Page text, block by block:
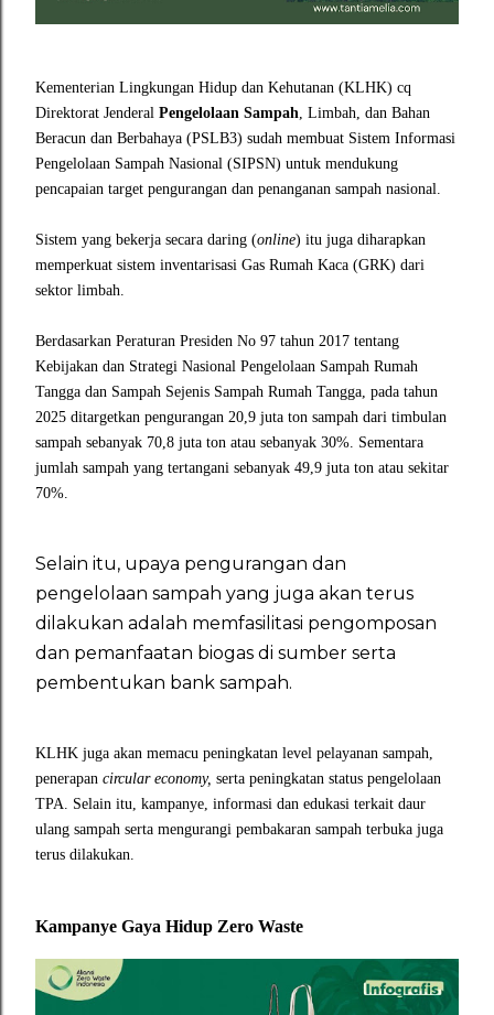
Kementerian Lingkungan Hidup dan Kehutanan (KLHK) cq
Direktorat Jenderal Pengelolaan Sampah, Limbah, dan Bahan
Beracun dan Berbahaya (PSLB3) sudah membuat Sistem Informasi
Pengelolaan Sampah Nasional (SIPSN) untuk mendukung
pencapaian target pengurangan dan penanganan sampah nasional.
Sistem yang bekerja secara daring (online) itu juga diharapkan
memperkuat sistem inventarisasi Gas Rumah Kaca (GRK) dari
sektor limbah.
Berdasarkan Peraturan Presiden No 97 tahun 2017 tentang
Kebijakan dan Strategi Nasional Pengelolaan Sampah Rumah
Tangga dan Sampah Sejenis Sampah Rumah Tangga, pada tahun
2025 ditargetkan pengurangan 20,9 juta ton sampah dari timbulan
sampah sebanyak 70,8 juta ton atau sebanyak 30%. Sementara
jumlah sampah yang tertangani sebanyak 49,9 juta ton atau sekitar
70%.
Selain itu, upaya pengurangan dan
pengelolaan sampah yang juga akan terus
dilakukan adalah memfasilitasi pengomposan
dan pemanfaatan biogas di sumber serta
pembentukan bank sampah.
KLHK juga akan memacu peningkatan level pelayanan sampah,
penerapan circular economy, serta peningkatan status pengelolaan
TPA. Selain itu, kampanye, informasi dan edukasi terkait daur
ulang sampah serta mengurangi pembakaran sampah terbuka juga
terus dilakukan.
Kampanye Gaya Hidup Zero Waste